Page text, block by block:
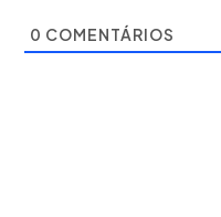
0 COMENTÁRIOS